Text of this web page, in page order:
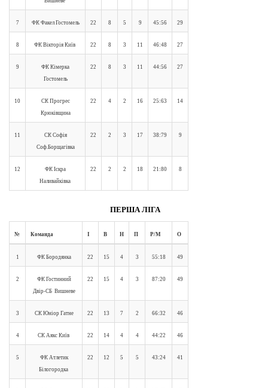
7 ФК Факел Гостомель 22 8 5 9 45:56 29
8 ФК Вікторія Київ 22 8 3 11 46:48 27
9
ФК Кімерка
Гостомель
22 8 3 11 44:56 27
10
СК Прогрес
Крюківщина
22 4 2 16 25:63 14
11
СК Софія
Соф.Борщагівка
22 2 3 17 38:79 9
12
ФК Іскра
Наливайківка
22 2 2 18 21:80 8
ПЕРША ЛІГА
№ Команда І В Н П Р/М О
1 ФК Бородянка 22 15 4 3 55:18 49
2
ФК Гостинний
Двір-СБ Вишневе
22 15 4 3 87:20 49
3 СК Юніор Гатне 22 13 7 2 66:32 46
4 СК Аякс Київ 22 14 4 4 44:22 46
5
ФК Атлетик
Білогородка
22 12 5 5 43:24 41